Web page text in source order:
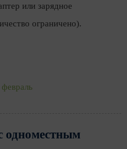
или зарядное
ограничено).
одноместным